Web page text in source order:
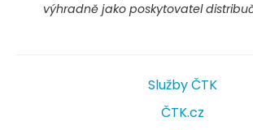
výhradně jako poskytovatel
Služby ČTK
ČTK.cz